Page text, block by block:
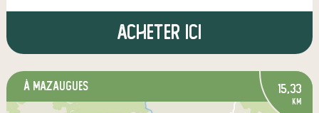
Acheter ici
à Mazaugues 15,33
km